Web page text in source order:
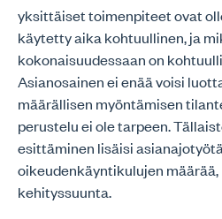
yksittäiset toimenpiteet ovat
käytetty aika kohtuullinen, ja
kokonaisuudessaan on
Asianosainen ei enää voisi
määrällisen myöntämisen
perustelu ei ole tarpeen.
esittäminen lisäisi
oikeudenkäyntikulujen
kehityssuunta.